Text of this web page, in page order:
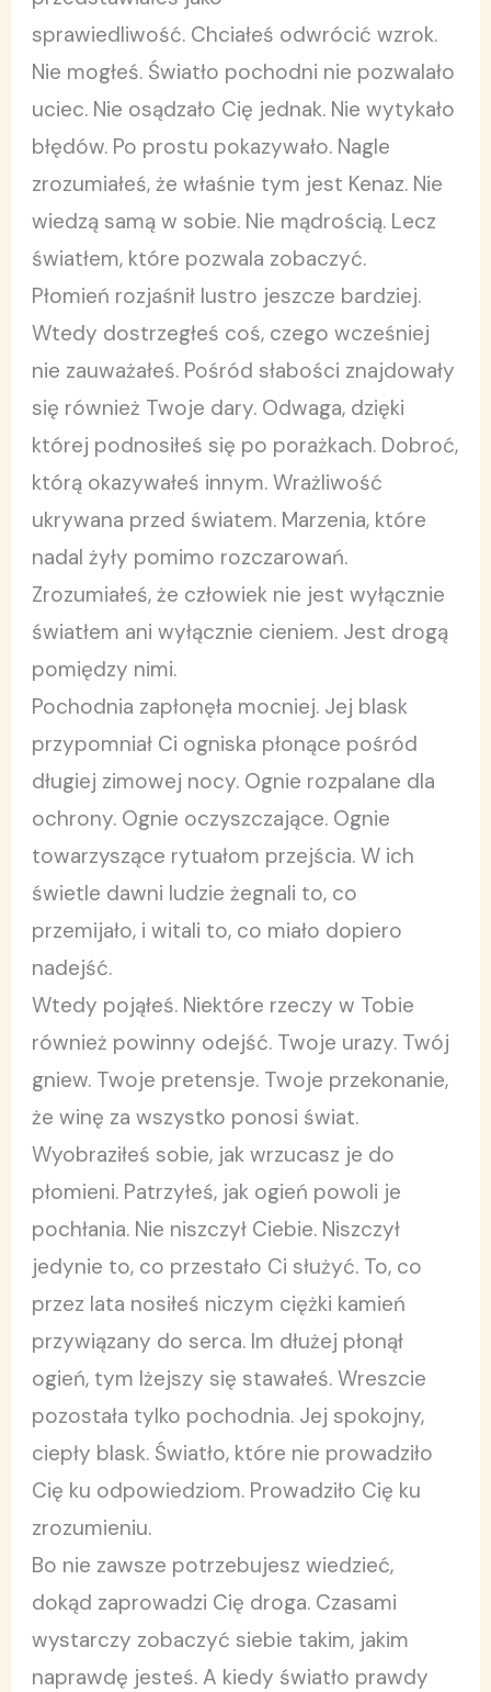
sprawiedliwość. Chciałeś odwrócić wzrok.
Nie mogłeś. Światło pochodni nie pozwalało
uciec. Nie osądzało Cię jednak. Nie wytykało
błędów. Po prostu pokazywało. Nagle
zrozumiałeś, że właśnie tym jest Kenaz. Nie
wiedzą samą w sobie. Nie mądrością. Lecz
światłem, które pozwala zobaczyć.
Płomień rozjaśnił lustro jeszcze bardziej.
Wtedy dostrzegłeś coś, czego wcześniej
nie zauważałeś. Pośród słabości znajdowały
się również Twoje dary. Odwaga, dzięki
której podnosiłeś się po porażkach. Dobroć,
którą okazywałeś innym. Wrażliwość
ukrywana przed światem. Marzenia, które
nadal żyły pomimo rozczarowań.
Zrozumiałeś, że człowiek nie jest wyłącznie
światłem ani wyłącznie cieniem. Jest drogą
pomiędzy nimi.
Pochodnia zapłonęła mocniej. Jej blask
przypomniał Ci ogniska płonące pośród
długiej zimowej nocy. Ognie rozpalane dla
ochrony. Ognie oczyszczające. Ognie
towarzyszące rytuałom przejścia. W ich
świetle dawni ludzie żegnali to, co
przemijało, i witali to, co miało dopiero
nadejść.
Wtedy pojąłeś. Niektóre rzeczy w Tobie
również powinny odejść. Twoje urazy. Twój
gniew. Twoje pretensje. Twoje przekonanie,
że winę za wszystko ponosi świat.
Wyobraziłeś sobie, jak wrzucasz je do
płomieni. Patrzyłeś, jak ogień powoli je
pochłania. Nie niszczył Ciebie. Niszczył
jedynie to, co przestało Ci służyć. To, co
przez lata nosiłeś niczym ciężki kamień
przywiązany do serca. Im dłużej płonął
ogień, tym lżejszy się stawałeś. Wreszcie
pozostała tylko pochodnia. Jej spokojny,
ciepły blask. Światło, które nie prowadziło
Cię ku odpowiedziom. Prowadziło Cię ku
zrozumieniu.
Bo nie zawsze potrzebujesz wiedzieć,
dokąd zaprowadzi Cię droga. Czasami
wystarczy zobaczyć siebie takim, jakim
naprawdę jesteś. A kiedy światło prawdy